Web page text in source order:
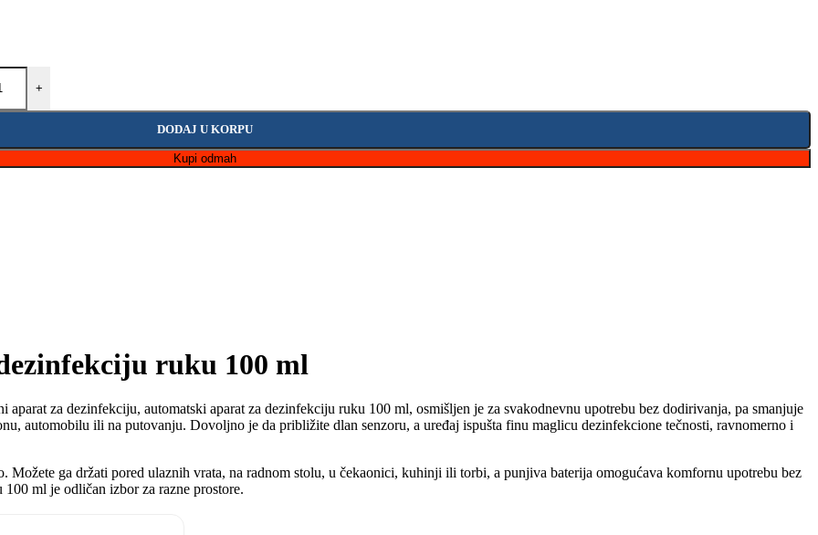
+
DODAJ U KORPU
Kupi odmah
ruku 100 ml
za dezinfekciju, automatski aparat za dezinfekciju ruku 100 ml, osmišljen je za svakodnevnu upotrebu bez dodirivanja, pa smanjuje
automobilu ili na putovanju. Dovoljno je da približite dlan senzoru, a uređaj ispušta finu maglicu dezinfekcione tečnosti, ravnomerno i
Možete ga držati pored ulaznih vrata, na radnom stolu, u čekaonici, kuhinji ili torbi, a punjiva baterija omogućava komfornu upotrebu bez
ml je odličan izbor za razne prostore.